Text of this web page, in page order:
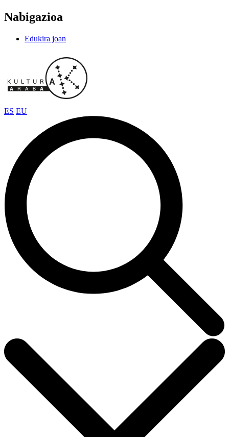
Nabigazioa
Edukira joan
ES EU